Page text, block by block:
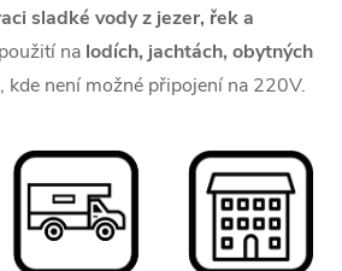
sladké vody z jezer, řek a
na lodích, jachtách, obytných
kde není možné připojení na 220V.